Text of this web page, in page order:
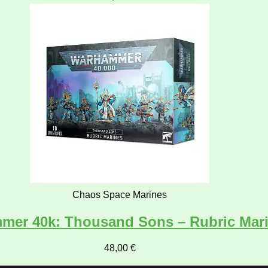
Chaos Space Marines
40k: Thousand Sons – Rubric
48,00 €